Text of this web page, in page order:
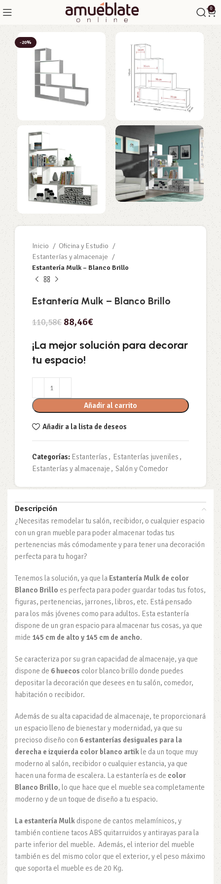
0
-20%
Inicio
Oficina y Estudio
Estanterías y almacenaje
Estantería Mulk – Blanco Brillo
Estantería Mulk – Blanco Brillo
110,58€ 88,46€
¡La mejor solución para decorar
tu espacio!
Añadir al carrito
Añadir a la lista de deseos
Categorías: Estanterías , Estanterías juveniles ,
Estanterías y almacenaje , Salón y Comedor
Descripción
¿Necesitas remodelar tu salón, recibidor, o cualquier espacio
con un gran mueble para poder almacenar todas tus
pertenencias más cómodamente y para tener una decoración
perfecta para tu hogar?
Tenemos la solución, ya que la Estantería Mulk de color
Blanco Brillo es perfecta para poder guardar todas tus fotos,
figuras, pertenencias, jarrones, libros, etc. Está pensado
para los más jóvenes como para adultos. Esta estantería
dispone de un gran espacio para almacenar tus cosas, ya que
mide 145 cm de alto y 145 cm de ancho.
Se caracteriza por su gran capacidad de almacenaje, ya que
dispone de 6 huecos color blanco brillo donde puedes
depositar la decoración que desees en tu salón, comedor,
habitación o recibidor.
Además de su alta capacidad de almacenaje, te proporcionará
un espacio lleno de bienestar y modernidad, ya que su
precioso diseño con 6 estanterías desiguales para la
derecha e izquierda color blanco artik le da un toque muy
moderno al salón, recibidor o cualquier estancia, ya que
hacen una forma de escalera. La estantería es de color
Blanco Brillo, lo que hace que el mueble sea completamente
moderno y de un toque de diseño a tu espacio.
La estantería Mulk dispone de cantos melamínicos, y
también contiene tacos ABS quitarruidos y antirayas para la
parte inferior del mueble. Además, el interior del mueble
también es del mismo color que el exterior, y el peso máximo
que soporta el mueble es de 20 Kg.